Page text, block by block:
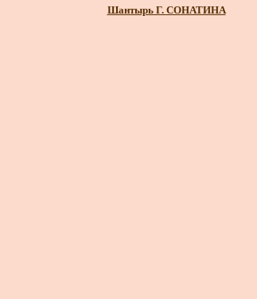
Шантырь Г. СОНАТИНА